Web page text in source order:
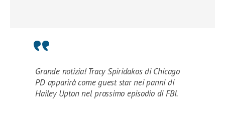
Grande notizia! Tracy Spiridakos di Chicago
PD apparirà come guest star nei panni di
Hailey Upton nel prossimo episodio di FBI.